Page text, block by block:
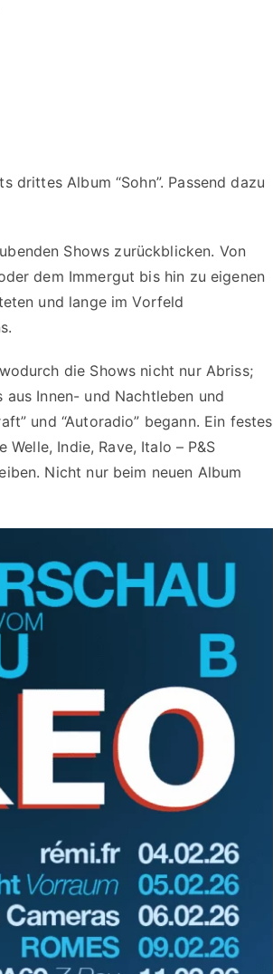
drittes Album “Sohn”. Passend dazu
Shows zurückblicken. Von
dem Immergut bis hin zu eigenen
und lange im Vorfeld
die Shows nicht nur Abriss;
aus Innen- und Nachtleben und
und “Autoradio” begann. Ein festes
Indie, Rave, Italo – P&S
Nicht nur beim neuen Album